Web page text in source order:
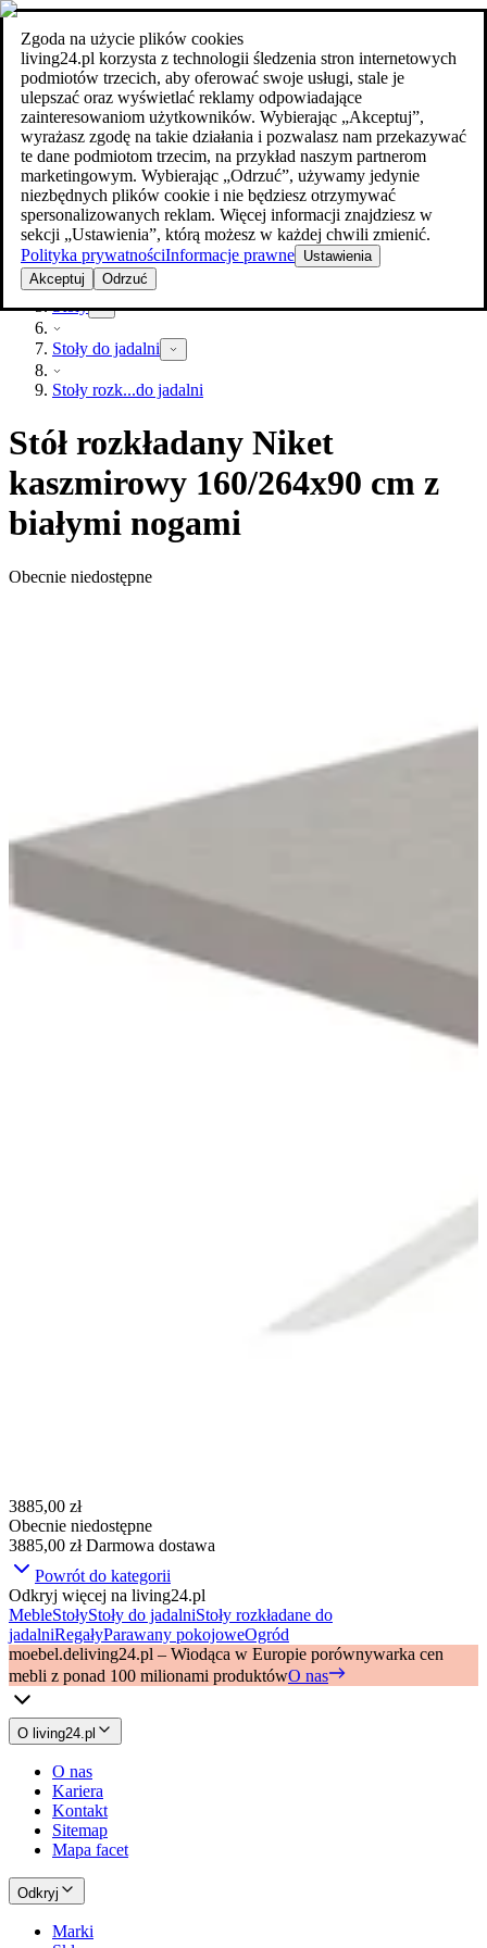
Zgoda na użycie plików cookies
living24.pl korzysta z technologii śledzenia stron internetowych
podmiotów trzecich, aby oferować swoje usługi, stale je
ulepszać oraz wyświetlać reklamy odpowiadające
zainteresowaniom użytkowników. Wybierając „Akceptuj”,
wyrażasz zgodę na takie działania i pozwalasz nam przekazywać
te dane podmiotom trzecim, na przykład naszym partnerom
marketingowym. Wybierając „Odrzuć”, używamy jedynie
niezbędnych plików cookie i nie będziesz otrzymywać
spersonalizowanych reklam. Więcej informacji znajdziesz w
sekcji „Ustawienia”, którą możesz w każdej chwili zmienić.
Polityka prywatnościInformacje prawne Ustawienia
Akceptuj
Odrzuć
Szukaj
meble w najlepszej ceniemeble w najlepszej cenie
Meble
Stoły
Stoły do jadalni
Stoły rozk...do jadalni
Stół rozkładany Niket
kaszmirowy 160/264x90 cm z
białymi nogami
Obecnie niedostępne
3885,00 zł
Obecnie niedostępne
3885,00 złDarmowa dostawa
Powrót do kategorii
Odkryj więcej na living24.pl
MebleStołyStoły do jadalniStoły rozkładane do
jadalniRegałyParawany pokojoweOgród
moebel.deliving24.pl – Wiodąca w Europie porównywarka cen
mebli z ponad 100 milionami produktówO nas
O living24.pl
O nas
Kariera
Kontakt
Sitemap
Mapa facet
Odkryj
Marki